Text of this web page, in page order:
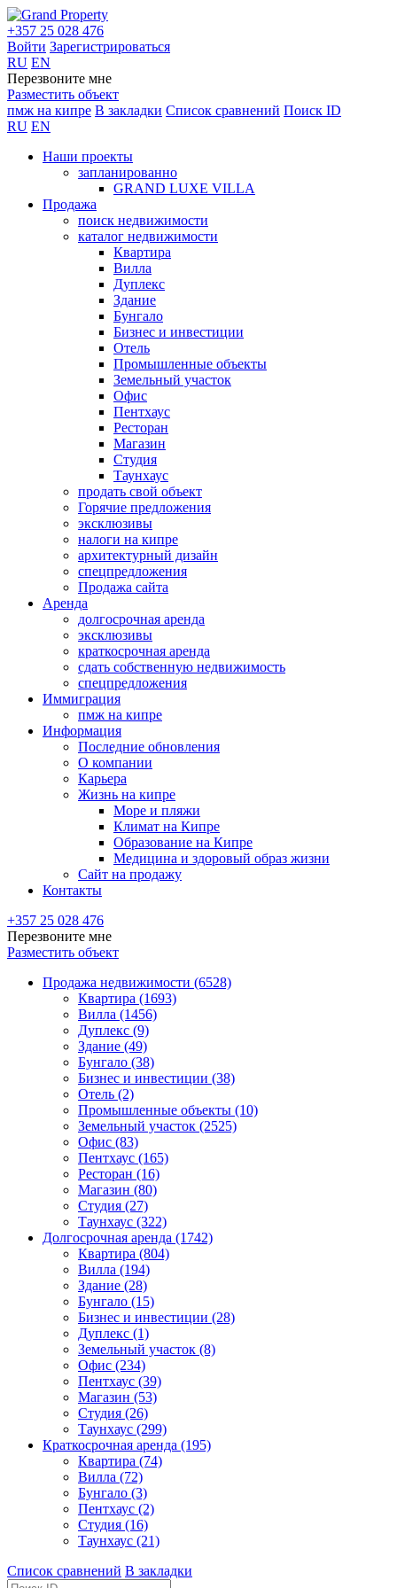
+357 25 028 476
Войти Зарегистрироваться
RU EN
Перезвоните мне
Разместить объект
пмж на кипре В закладки Список сравнений Поиск ID
RU EN
Наши проекты
запланированно
GRAND LUXE VILLA
Продажа
поиск недвижимости
каталог недвижимости
Квартира
Вилла
Дуплекс
Здание
Бунгало
Бизнес и инвестиции
Отель
Промышленные объекты
Земельный участок
Офис
Пентхаус
Ресторан
Магазин
Студия
Таунхаус
продать свой объект
Горячие предложения
эксклюзивы
налоги на кипре
архитектурный дизайн
спецпредложения
Продажа сайта
Аренда
долгосрочная аренда
эксклюзивы
краткосрочная аренда
сдать собственную недвижимость
спецпредложения
Иммиграция
пмж на кипре
Информация
Последние обновления
О компании
Карьера
Жизнь на кипре
Море и пляжи
Климат на Кипре
Образование на Кипре
Медицина и здоровый образ жизни
Сайт на продажу
Контакты
+357 25 028 476
Перезвоните мне
Разместить объект
Продажа недвижимости (6528)
Квартира (1693)
Вилла (1456)
Дуплекс (9)
Здание (49)
Бунгало (38)
Бизнес и инвестиции (38)
Отель (2)
Промышленные объекты (10)
Земельный участок (2525)
Офис (83)
Пентхаус (165)
Ресторан (16)
Магазин (80)
Студия (27)
Таунхаус (322)
Долгосрочная аренда (1742)
Квартира (804)
Вилла (194)
Здание (28)
Бунгало (15)
Бизнес и инвестиции (28)
Дуплекс (1)
Земельный участок (8)
Офис (234)
Пентхаус (39)
Магазин (53)
Студия (26)
Таунхаус (299)
Краткосрочная аренда (195)
Квартира (74)
Вилла (72)
Бунгало (3)
Пентхаус (2)
Студия (16)
Таунхаус (21)
Список сравнений В закладки